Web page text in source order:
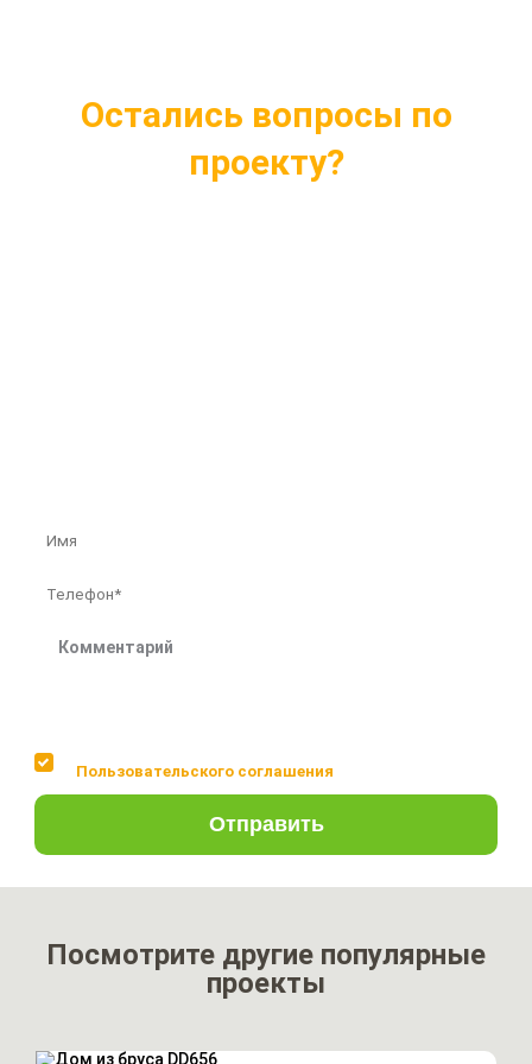
Остались вопросы по
проекту?
Пользовательского соглашения
Отправить
Посмотрите другие популярные
проекты